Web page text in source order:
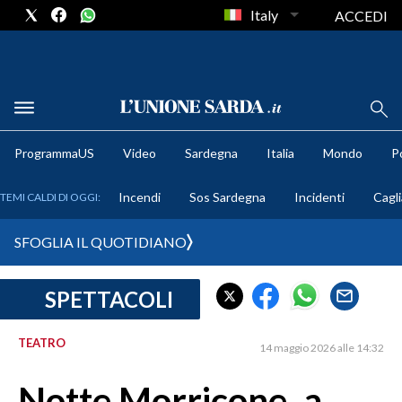
METEO
CRONACA SARDEGNA
Italy ACCEDI
ProgrammaUS Video Sardegna Italia Mondo
TEMI CALDI DI OGGI: Incendi Sos Sardegna Incidenti
SFOGLIA IL QUOTIDIANO
SPETTACOLI
TEATRO 14 maggio 2026 alle 14:32